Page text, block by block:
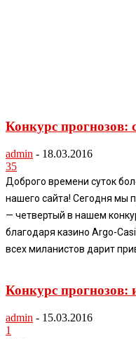
Конкурс прогнозов:
admin - 18.03.2016
35
Доброго времени суток
нашего сайта! Сегодня мы
— четвертый в нашем
благодаря казино Argo-
всех миланистов дарит
Конкурс прогнозов:
admin - 15.03.2016
1